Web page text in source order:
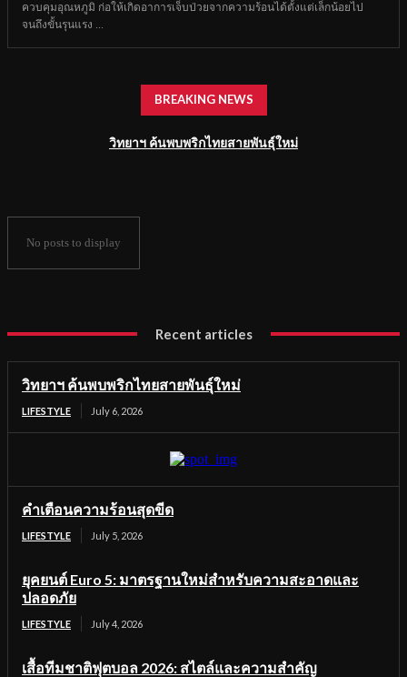
ควบคุมอุณหภูมิ ก่อให้เกิดอาการเจ็บป่วยจากความร้อนได้ตั้งแต่เล็กน้อยไป
จนถึงขั้นรุนแรง ...
BREAKING NEWS
วิทยาฯ ค้นพบพริกไทยสายพันธุ์ใหม่
No posts to display
Recent articles
วิทยาฯ ค้นพบพริกไทยสายพันธุ์ใหม่
LIFESTYLE July 6, 2026
คำเตือนความร้อนสุดขีด
LIFESTYLE July 5, 2026
ยุคยนต์ Euro 5: มาตรฐานใหม่สำหรับความสะอาดและ
ปลอดภัย
LIFESTYLE July 4, 2026
เสื้อทีมชาติฟุตบอล 2026: สไตล์และความสำคัญ